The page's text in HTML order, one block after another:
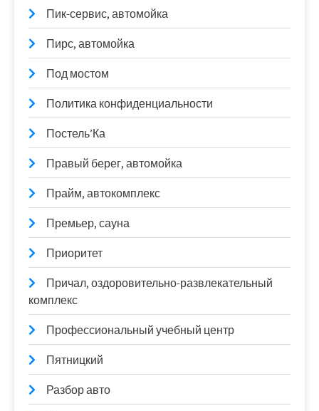
Пик-сервис, автомойка
Пирс, автомойка
Под мостом
Политика конфиденциальности
Постель’Ка
Правый берег, автомойка
Прайм, автокомплекс
Премьер, сауна
Приоритет
Причал, оздоровительно-развлекательный
комплекс
Профессиональный учебный центр
Пятницкий
Разбор авто